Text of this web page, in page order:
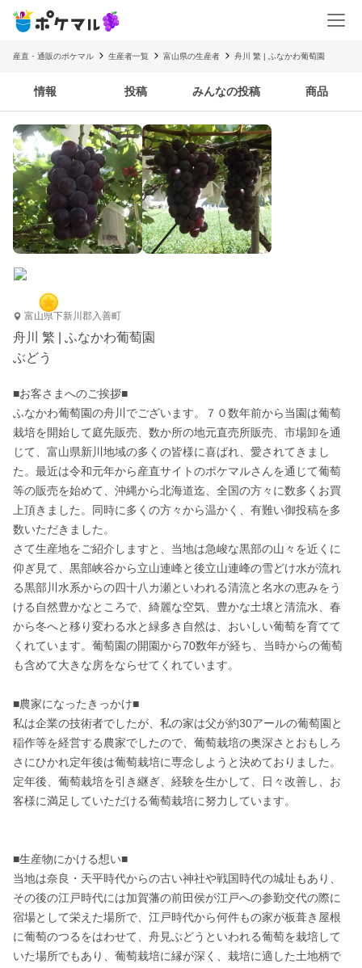
産直・通販のポケマル 生産者一覧 富山県の生産者 舟川 繁 | ふなかわ葡萄園
情報 投稿 みんなの投稿 商品
富山県下新川郡入善町
舟川 繁 | ふなかわ葡萄園
ぶどう
■お客さまへのご挨拶■
ふなかわ葡萄園の舟川でございます。７０数年前から当園は葡萄
栽培を開始して庭先販売、数か所の地元直売所販売、市場卸を通
じて、富山県新川地域の多くの皆様に喜ばれ、愛されてきまし
た。最近は令和元年から産直サイトのポケマルさんを通じて葡萄
等の販売を始めて、沖縄から北海道迄、全国の方々に数多くお買
上頂きました。同時に多くの方々から温かく、有難い御投稿を多
数いただきました。
さて生産地をご紹介しますと、当地は急峻な黒部の山々を近くに
仰ぎ見て、黒部峡谷から立山連峰と後立山連峰の雪どけ水が流れ
る黒部川水系からの四十八カ瀬といわれる清流と名水の恵みをう
ける自然豊かなところで、綺麗な空気、豊かな土壌と清流水、春
から冬へと移り変わる水と緑多き自然は、おいしい葡萄を育てて
くれています。葡萄園の開園から70数年が経ち、当時からの葡萄
も含めて大きな房をならせてくれています。
■農家になったきっかけ■
私は企業の技術者でしたが、私の家は父が約30アールの葡萄園と
稲作等を経営する農家でしたので、葡萄栽培の奥深さとおもしろ
さにひかれ定年後は葡萄栽培に専念しようと決めておりました。
定年後、葡萄栽培を引き継ぎ、経験を生かして、日々改善し、お
客様に満足していただける葡萄栽培に努力しています。
■生産物にかける想い■
当地は奈良・天平時代からの古い神社や戦国時代の城址もあり、
その後の江戸時代には加賀藩の前田侯が江戸への参勤交代の際に
宿場として栄えた場所で、江戸時代から何件もの家が板葺き屋根
に葡萄のつるをはわせて、舟見ぶどうといわれる葡萄を栽培して
いた場所でもあり、葡萄栽培に縁が深く、栽培に適した土地柄で